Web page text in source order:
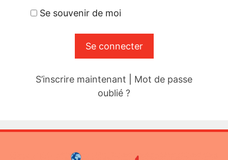
Se souvenir de moi
S’inscrire maintenant
Mot de passe
oublié ?